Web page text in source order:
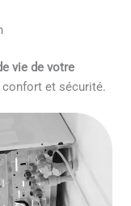
vie de votre
et sécurité.